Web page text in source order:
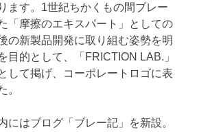
ます。1世紀ちかくもの間ブレー
「摩擦のエキスパート」としての
の新製品開発に取り組む姿勢を明
目的として、「FRICTION LAB.」
して掲げ、コーポレートロゴに表
。
にはブログ「ブレー記」を新設。